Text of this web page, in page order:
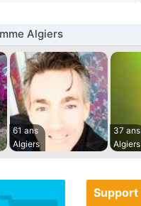
Algiers
61 ans
Algiers
37 ans
Algiers
Support